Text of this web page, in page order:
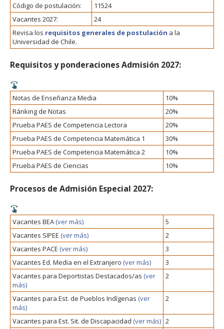
Código de postulación:
11524
Vacantes 2027:
24
Revisa los requisitos generales de postulación a la
Universidad de Chile.
Requisitos y ponderaciones Admisión 2027:
Notas de Enseñanza Media
10%
Ránking de Notas
20%
Prueba PAES de Competencia Lectora
20%
Prueba PAES de Competencia Matemática 1
30%
Prueba PAES de Competencia Matemática 2
10%
Prueba PAES de Ciencias
10%
Procesos de Admisión Especial 2027:
Vacantes BEA (ver más)
5
Vacantes SIPEE (ver más)
2
Vacantes PACE (ver más)
3
Vacantes Ed. Media en el Extranjero (ver más)
3
Vacantes para Deportistas Destacados/as (ver
más)
2
Vacantes para Est. de Pueblos Indígenas (ver
más)
2
Vacantes para Est. Sit. de Discapacidad (ver más) 2